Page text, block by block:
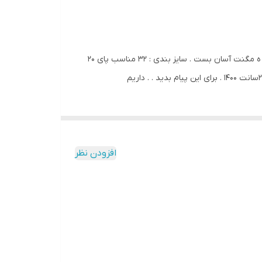
و یادت نره . حالااااا یه رانینگ باقلوا . از شرکت BUBUDOo راحتی .زیره سبُک و راحت .کف طبی و کف دوخت (ماشین دوزی شده از داخل) ه مگنت آسان بست . سایز بندی : ۳۲ مناسب پای ۲۰
افزودن نظر